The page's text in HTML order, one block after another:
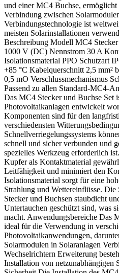
und einer MC4 Buchse,
Verbindung zwischen
Verbindungstechnologie ist
meisten Solarinstallationen
Beschreibung Modell MC4
1000 V (DC) Nennstrom 30 A
Isolationsmaterial PPO Schutzart
+85 °C Kabelquerschnitt 2,5 mm²
0,5 mO Verschlussmechanismus
Passend zu allen Standard-MC4-
Das MC4 Stecker und Buchse Set
Photovoltaikanlagen entwickelt
Komponenten sind für den
verschiedensten
Schnellverriegelungssystems
schnell und sicher verbunden und
spezielles Werkzeug erforderlich
Kupfer als Kontaktmaterial
Leitfähigkeit und minimiert den
Isolationsmaterial sorgt für eine
Strahlung und Wettereinflüsse. Die
Stecker und Buchsen staubdicht
Untertauchen geschützt sind, was
macht. Anwendungsbereiche Das
ideal für die Verwendung in
Photovoltaikanwendungen,
Solarmodulen in Solaranlagen
Wechselrichtern Erweiterung
Installation von netzunabhängigen